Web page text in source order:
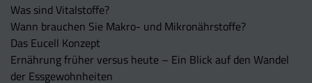
Was sind Vitalstoffe?
Wann brauchen Sie Makro- und Mikronährstoffe?
Das Eucell Konzept
Ernährung früher versus heute – Ein Blick auf den Wandel
der Essgewohnheiten